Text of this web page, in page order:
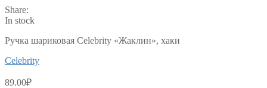
Share:
In stock
Ручка шариковая Celebrity «Жаклин», хаки
Celebrity
89.00₽